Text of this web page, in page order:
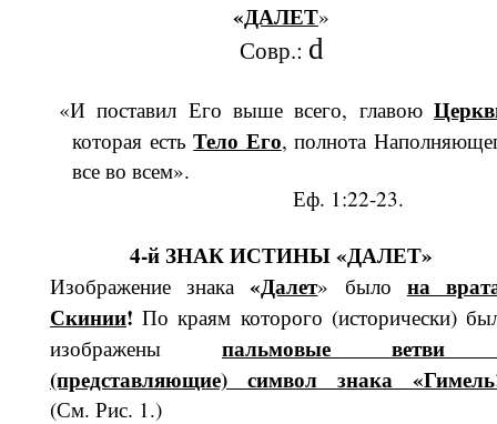
«ДАЛЕТ»
Совр.: d
«И поставил Его выше всего, главою
которая естьТело Его, пол­нота
все во всем».
Еф. 1:22-23.
4-й ЗНАК ИСТИНЫ «ДАЛЕТ»
Изображение знака«Далет» было на
Скинии! По краям которого (исторически)
изображены паль­мовые
(представляющие) символ знака «Гимель
(См. Рис. 1.)